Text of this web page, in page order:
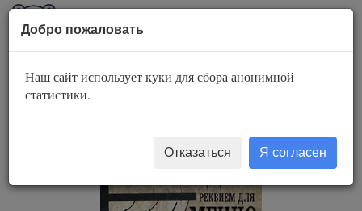
AuBook.org
Дэйзи Дэлримпл.
Реквием для меццо
Добро пожаловать
Наш сайт использует куки для сбора анонимной
статистики.
Отказаться Я согласен